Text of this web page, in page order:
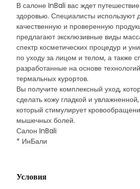
В салоне InBali вас ждет
здоровью. Специалисты используют
качественную и проверенную
предлагают эксклюзивные виды
спектр косметических процедур и
по уходу за лицом и телом, а также
разработанные на основе
термальных курортов.
Вы получите комплексный уход,
сделать кожу гладкой и
который стимулирует
мышечных болей.
Салон InBali
* ИнБали
Условия